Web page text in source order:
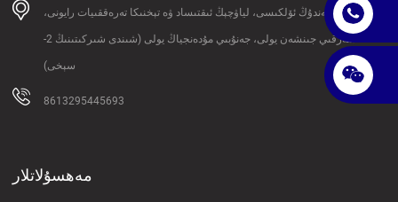
ئادرېسى: شەندۇڭ ئۆلكىسى، لياۋچېڭ ئىقتىساد ۋە تېخنىكا تەرەققىيات رايونى،
شەرقىي جىنشەن يولى، جەنۇبىي مۇدەنجياڭ يولى (شىندى شىركىتىنىڭ 2-
سېخى)
8613295445693
مەھسۇلاتلار